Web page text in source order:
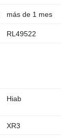
más de 1 mes
RL49522
Hiab
XR3